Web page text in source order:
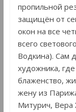
пропильной
защищён от
окон на все
всего
Водкина). Сам
художника,
блаженство,
жену из
Митурич, Вера